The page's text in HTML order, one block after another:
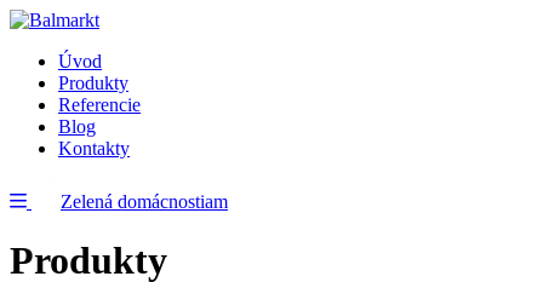
Úvod
Produkty
Referencie
Blog
Kontakty
Zelená domácnostiam
Produkty